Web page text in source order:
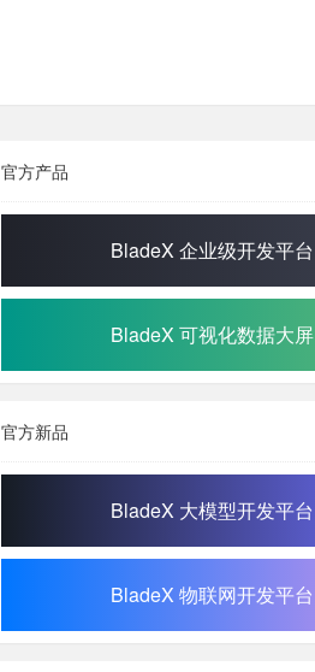
官方产品
BladeX 企业级开发平台
BladeX 可视化数据大屏
官方新品
BladeX 大模型开发平台
BladeX 物联网开发平台